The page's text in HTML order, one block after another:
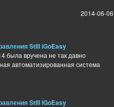
2014-06-06
Still iGoEasy
была вручена не так давно
автоматизированная система
Still iGoEasy